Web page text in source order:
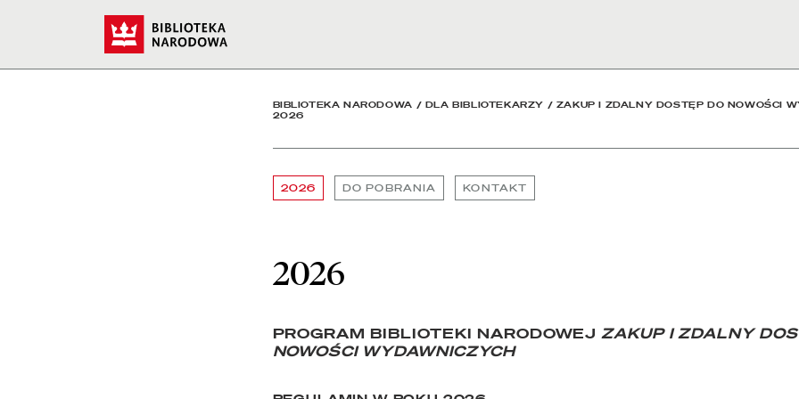
2026 - Biblioteka Narodowa
BIBLIOTEKA NARODOWA / DLA BIBLIOTEKARZY / ZAKUP I ZDALNY DOSTĘP DO NOWOŚCI
2026
2026 DO POBRANIA KONTAKT
2026
PROGRAM BIBLIOTEKI NARODOWEJZAKUP I ZDALNY
NOWOŚCI WYDAWNICZYCH